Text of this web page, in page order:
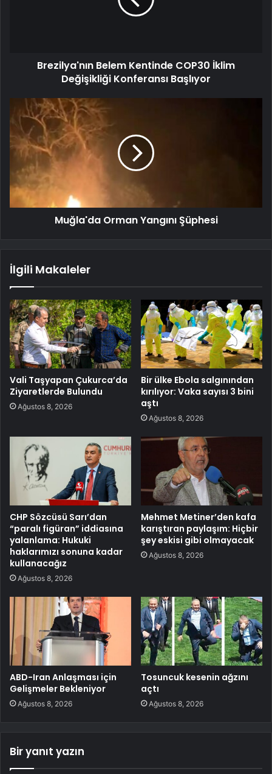
Brezilya'nın Belem Kentinde COP30 İklim
Değişikliği Konferansı Başlıyor
Muğla'da Orman Yangını Şüphesi
İlgili Makaleler
Vali Taşyapan Çukurca’da
Ziyaretlerde Bulundu
Ağustos 8, 2026
Bir ülke Ebola salgınından
kırılıyor: Vaka sayısı 3 bini
aştı
Ağustos 8, 2026
CHP Sözcüsü Sarı’dan
“paralı figüran” iddiasına
yalanlama: Hukuki
haklarımızı sonuna kadar
kullanacağız
Ağustos 8, 2026
Mehmet Metiner’den kafa
karıştıran paylaşım: Hiçbir
şey eskisi gibi olmayacak
Ağustos 8, 2026
ABD-Iran Anlaşması için
Gelişmeler Bekleniyor
Ağustos 8, 2026
Tosuncuk kesenin ağzını
açtı
Ağustos 8, 2026
Bir yanıt yazın